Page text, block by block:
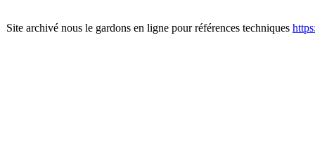
Site archivé nous le gardons en ligne pour références techniques